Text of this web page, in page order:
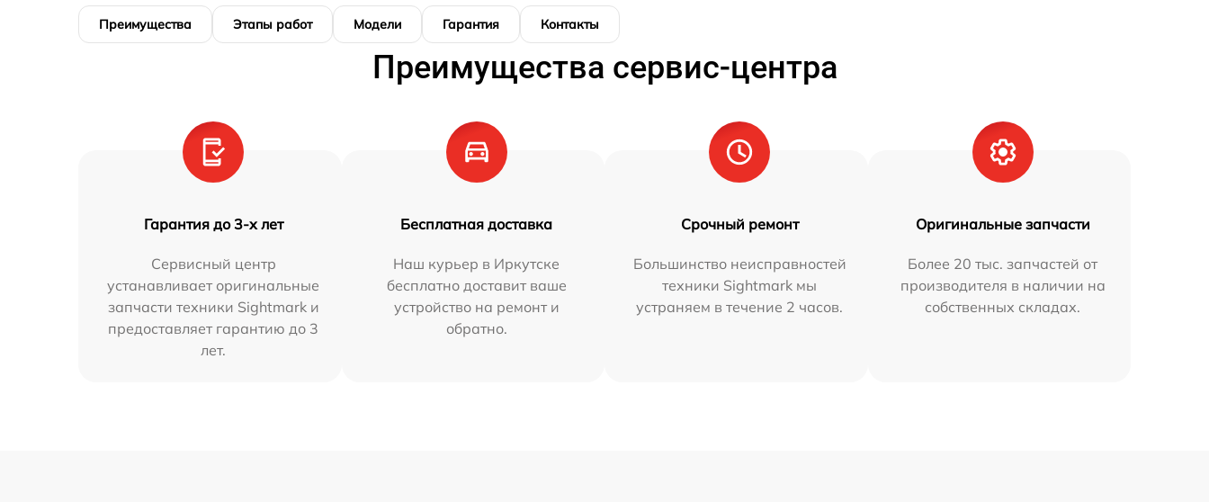
Преимущества Этапы работ Модели Гарантия Контакты
Преимущества сервис-центра
Гарантия до 3-х лет
Сервисный центр
устанавливает оригинальные
запчасти техники Sightmark и
предоставляет гарантию до 3
лет.
Бесплатная доставка
Наш курьер в Иркутске
бесплатно доставит ваше
устройство на ремонт и
обратно.
Срочный ремонт
Большинство неисправностей
техники Sightmark мы
устраняем в течение 2 часов.
Оригинальные запчасти
Более 20 тыс. запчастей от
производителя в наличии на
собственных складах.